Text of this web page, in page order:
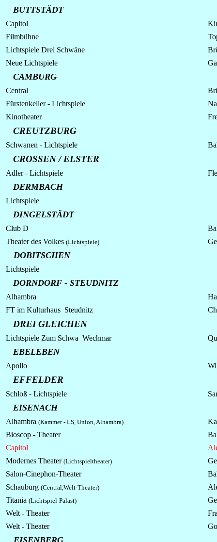
BUTTSTÄDT
Capitol
Filmbühne
Lichtspiele Drei Schwäne
Neue Lichtspiele
CAMBURG
Central
Fürstenkeller - Lichtspiele
Kinotheater
CREUTZBURG
Schwanen - Lichtspiele
CROSSEN / ELSTER
Adler - Lichtspiele
DERMBACH
Lichtspiele
DINGELSTÄDT
Club D
Theater des Volkes (Lichtspiele)
DOBITSCHEN
Lichtspiele
DORNDORF - STEUDNITZ
Alhambra
FT im Kulturhaus Steudnitz
DREI GLEICHEN
Lichtspiele Zum Schwa Wechmar
EBELEBEN
Apollo
EFFELDER
Schloß - Lichtspiele
EISENACH
Alhambra (Kammer - LS, Union, Alhambra)
Bioscop - Theater
Capitol
Modernes Theater (Lichtspieltheater)
Salon-Cinephon-Theater
Schauburg (Central,Welt-Theater)
Titania (Lichtspiel-Palast)
Welt - Theater
Welt - Theater
EISENBERG